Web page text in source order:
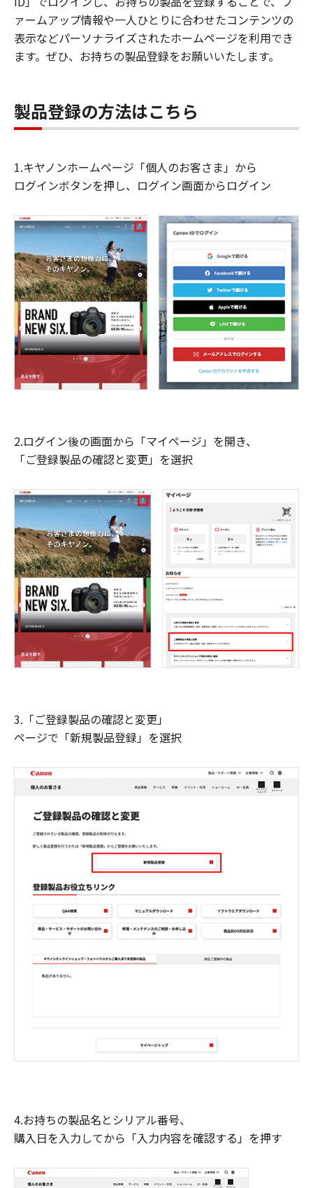
ァームアップ情報や一人ひとりに合わせたコンテンツの
表示などパーソナライズされたホームページを利用でき
ます。ぜひ、お持ちの製品登録をお願いいたします。
製品登録の方法はこちら
1.キヤノンホームページ「個人のお客さま」から
ログインボタンを押し、ログイン画面からログイン
2.ログイン後の画面から「マイページ」を開き、
「ご登録製品の確認と変更」を選択
3.「ご登録製品の確認と変更」
ページで「新規製品登録」を選択
4.お持ちの製品名とシリアル番号、
購入日を入力してから「入力内容を確認する」を押す